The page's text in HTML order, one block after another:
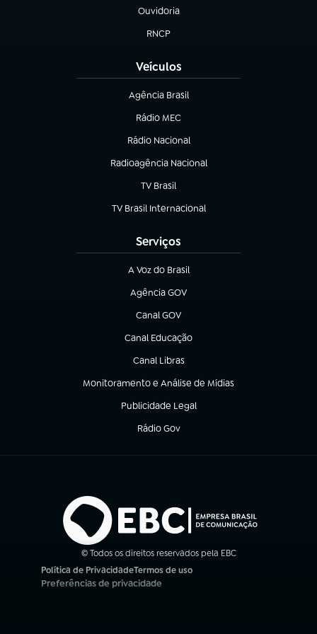
Ouvidoria
(abre em nova aba)
RNCP
(abre em nova aba)
Veículos
Agência Brasil
(abre em nova aba)
Rádio MEC
Rádio Nacional
(abre em nova aba)
Radioagência Nacional
(abre em nova aba)
TV Brasil
(abre em nova aba)
TV Brasil Internacional
(abre em nova aba)
Serviços
A Voz do Brasil
(abre em nova aba)
Agência GOV
(abre em nova aba)
Canal GOV
(abre em nova aba)
Canal Educação
(abre em nova aba)
Canal Libras
(abre em nova aba)
Monitoramento e Análise de Mídias
(abre em nova aba)
Publicidade Legal
(abre em nova aba)
Rádio Gov
(abre em nova aba)
© Todos os direitos reservados pela EBC
Política de Privacidade
(abre em nova aba)
Termos de uso
(abre em nova aba)
Preferências de privacidade